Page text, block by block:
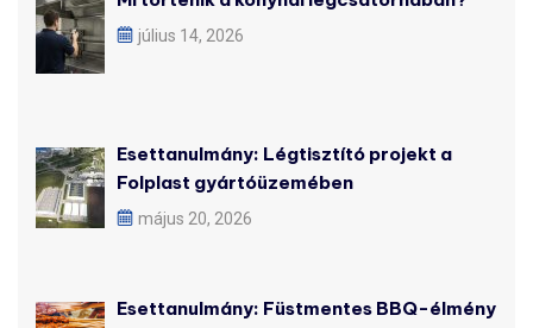
július 14, 2026
Esettanulmány: Légtisztító projekt a
Folplast gyártóüzemében
május 20, 2026
Esettanulmány: Füstmentes BBQ-élmény